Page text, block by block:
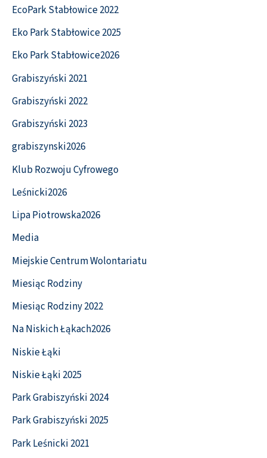
EcoPark Stabłowice 2022
Eko Park Stabłowice 2025
Eko Park Stabłowice2026
Grabiszyński 2021
Grabiszyński 2022
Grabiszyński 2023
grabiszynski2026
Klub Rozwoju Cyfrowego
Leśnicki2026
Lipa Piotrowska2026
Media
Miejskie Centrum Wolontariatu
Miesiąc Rodziny
Miesiąc Rodziny 2022
Na Niskich Łąkach2026
Niskie Łąki
Niskie Łąki 2025
Park Grabiszyński 2024
Park Grabiszyński 2025
Park Leśnicki 2021